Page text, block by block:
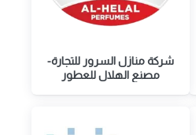
شركة منازل السرور للتجارة-
مصنع الهلال للعطور